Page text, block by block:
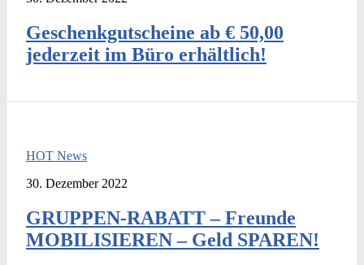
Geschenkgutscheine ab € 50,00
jederzeit im Büro erhältlich!
HOT News
30. Dezember 2022
GRUPPEN-RABATT – Freunde
MOBILISIEREN – Geld SPAREN!